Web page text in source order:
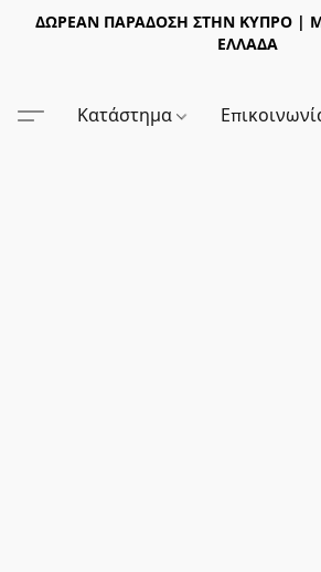
ΔΩΡΕΑΝ ΠΑΡΑΔΟΣΗ ΣΤΗΝ ΚΥΠΡΟ |
ΕΛΛΑΔΑ
Κατάστημα